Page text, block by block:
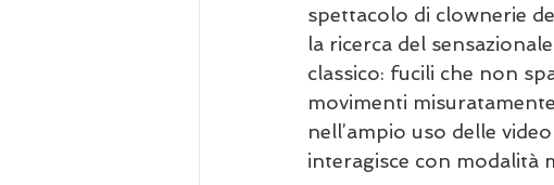
spettacolo di clownerie
la ricerca del
classico: fucili che non
movimenti
nell’ampio uso delle
interagisce con modalità